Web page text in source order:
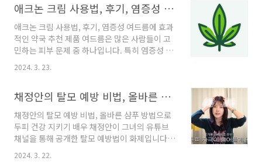
바로 이러한 시대의 요구에 부합하는 제품입니
다. 더욱이, 이 제품의 엠버서더로 배우 고민시가
발탁되며, 그녀의 깨끗하고 맑은 피부가 어떻게
완성되는지에 대한 대중의 관심이 집중되고 있습
니다. 빛나는 피부를 위한 메리쏘드 워터광채쿠
션 메리쏘드 워터 광채 쿠션의 특징 워터 광채 쿠
투명하고 맑은 커버력을 자랑합니다. 이 제품에
는 촉촉함을 가득 담은 에센스가 67%나 함유되
어 있어, ..
애크논 크림 사용법, 후기, 염증성 여드름에 효과적인 약국 추천 제품
애크논 크림 사용법, 후기, 염증성 여드름에 효과
적인 약국 추천 제품 여드름은 많은 사람들이 고
민하는 피부 문제 중 하나입니다. 특히 염증성 여
드름과 화농성 여드름은 치료가 쉽지 않아 더욱
곤란을 겪곤 합니다. 이러한 여드름 문제에 효과
림입니다. 본 글에서는 애크논 크림의 특징, 성분,
사용 방법, 그리고 효과에 대해 자세히 알아보도
록 하겠습니다. 여드름으로 고민하고 계신 분들
에게 유용한 정보가 될 것입니다. 애크논 크림 똑
똑하게 사용하기 애크논 크림이란? 애크논 크림
은 염증성 여드름과 화농성 여드름에 효과적인
2024. 3. 23.
채정안의 탈모 예방 비법, 올바른 샴푸 방법으로 두피 건강 지키기
채정안의 탈모 예방 비법, 올바른 샴푸 방법으로
두피 건강 지키기 배우 채정안이 그녀의 유튜브
채널을 통해 공개한 탈모 예방법이 화제입니다.
풍성한 머리숱의 소유자인 그녀가 소개한 머리
감는 방법은 많은 이들에게 도움이 될 것으로 보
2024. 3. 22.